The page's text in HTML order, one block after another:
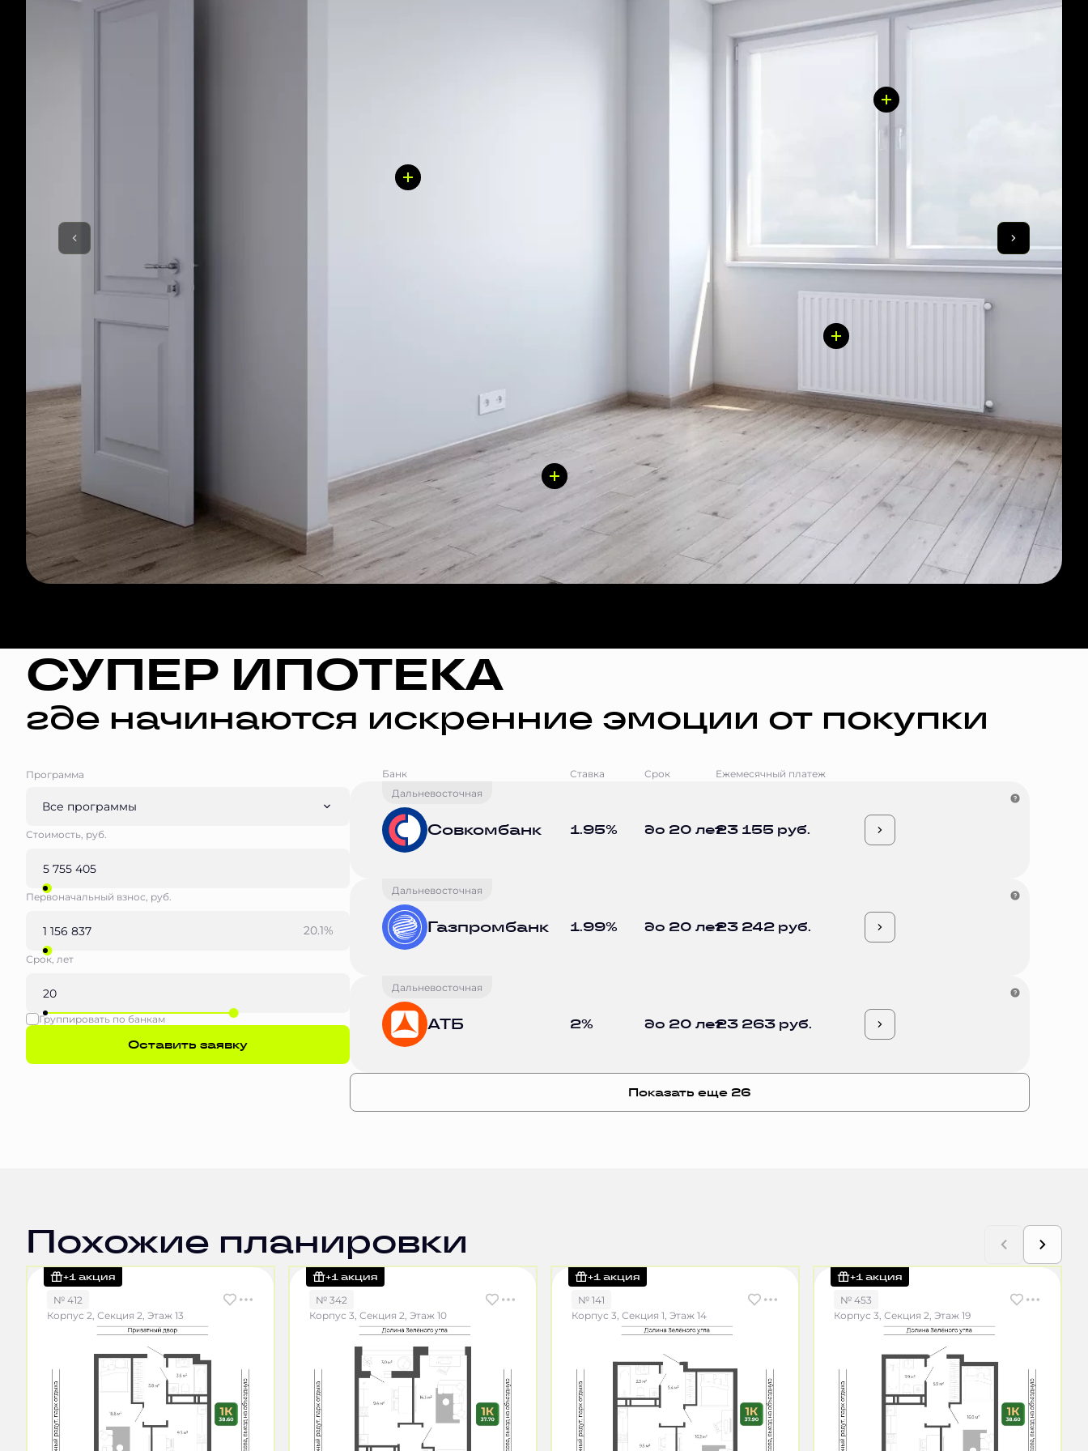
СУПЕР ИПОТЕКА
где начинаются искренние эмоции от покупки
Программа
Все программы
Стоимость, руб.
Первоначальный взнос, руб.
20.1%
Срок, лет
Группировать по банкам
Оставить заявку
Банк Ставка Срок
Ежемесячный платеж
Дальневосточная
Совкомбанк 1.95% до 20 лет23 155 руб.
Дальневосточная
Газпромбанк 1.99% до 20 лет23 242 руб.
Дальневосточная
АТБ 2% до 20 лет23 263 руб.
Показать еще 26
Похожие планировки
+1 акция
№ 412
Корпус 2, Секция 2, Этаж 13
+1 акция
№ 342
Корпус 3, Секция 2, Этаж 10
+1 акция
№ 141
Корпус 3, Секция 1, Этаж 14
+1 акция
№ 453
Корпус 3, Секция 2, Этаж 19